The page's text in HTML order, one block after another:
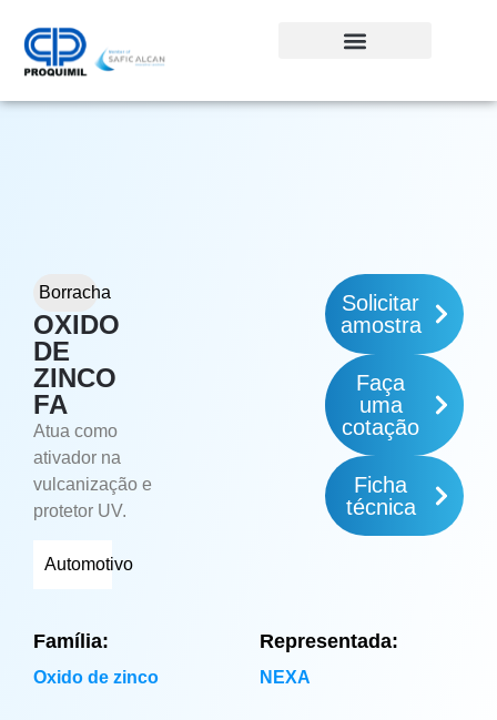
Borracha
OXIDO
DE
ZINCO
FA
Atua como
ativador na
vulcanização e
protetor UV.
Automotivo
Solicitar
amostra
Faça
uma
cotação
Ficha
técnica
Família:
Oxido de zinco
Representada:
NEXA